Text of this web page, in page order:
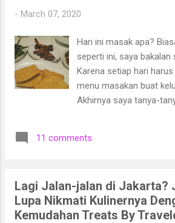
- March 07, 2020
Hari ini masak apa?
seperti ini, saya bakalan
Karena setiap hari
menu masakan buat
Akhirnya saya tanya-
selerasa.com yang
11 comments
Lagi Jalan-jalan di Jakarta?
Lupa Nikmati Kulinernya
Kemudahan Treats By